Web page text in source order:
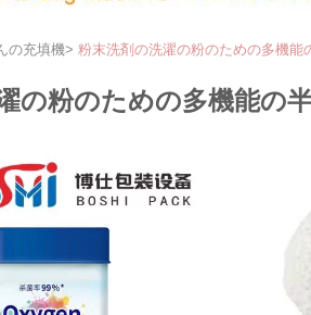
の充填機> 粉末洗剤の洗濯の粉のための多機能
の粉のための多機能の